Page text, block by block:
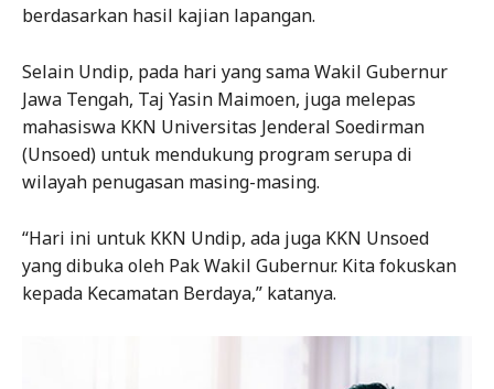
berdasarkan hasil kajian lapangan.
Selain Undip, pada hari yang sama Wakil Gubernur
Jawa Tengah, Taj Yasin Maimoen, juga melepas
mahasiswa KKN Universitas Jenderal Soedirman
(Unsoed) untuk mendukung program serupa di
wilayah penugasan masing-masing.
“Hari ini untuk KKN Undip, ada juga KKN Unsoed
yang dibuka oleh Pak Wakil Gubernur. Kita fokuskan
kepada Kecamatan Berdaya,” katanya.